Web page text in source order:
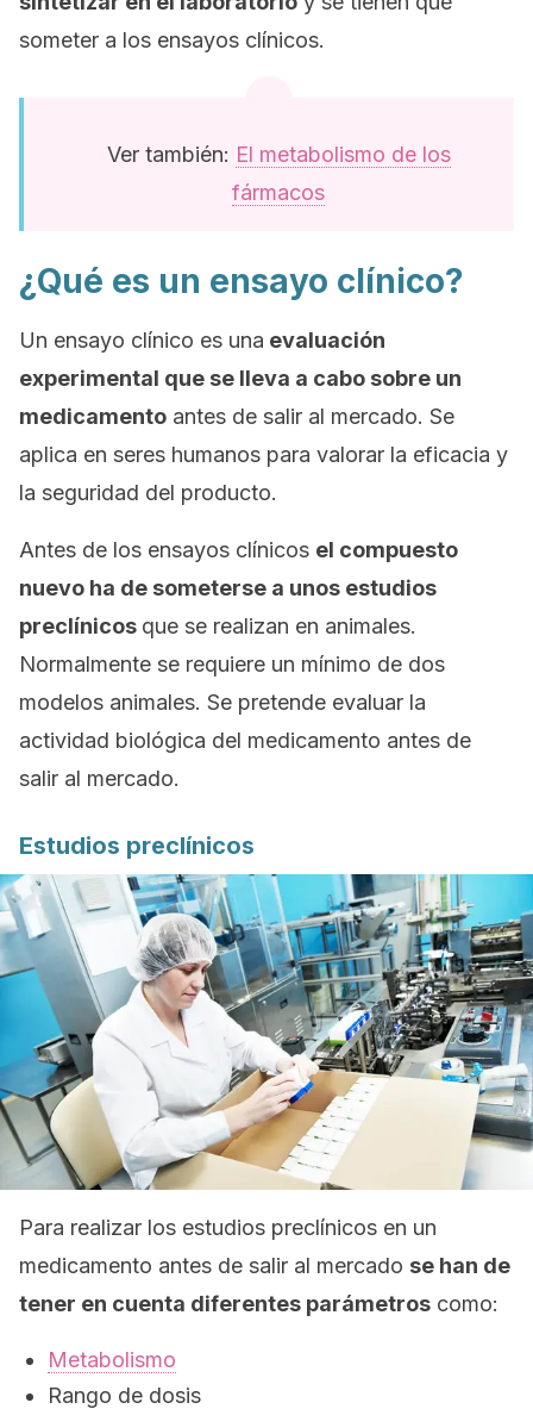
someter a los ensayos clínicos.
Ver también: El metabolismo de los
fármacos
¿Qué es un ensayo clínico?
Un ensayo clínico es una evaluación
experimental que se lleva a cabo sobre un
medicamento antes de salir al mercado. Se
aplica en seres humanos para valorar la eficacia y
la seguridad del producto.
Antes de los ensayos clínicos el compuesto
nuevo ha de someterse a unos estudios
preclínicos que se realizan en animales.
Normalmente se requiere un mínimo de dos
modelos animales. Se pretende evaluar la
actividad biológica del medicamento antes de
salir al mercado.
Estudios preclínicos
Para realizar los estudios preclínicos en un
medicamento antes de salir al mercado se han de
tener en cuenta diferentes parámetros como:
Metabolismo
Rango de dosis